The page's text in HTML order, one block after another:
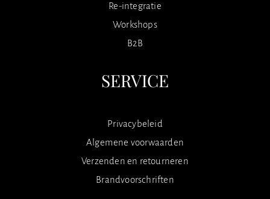
Re-integratie
Workshops
B2B
SERVICE
Privacybeleid
Algemene voorwaarden
Verzenden en retourneren
Brandvoorschriften